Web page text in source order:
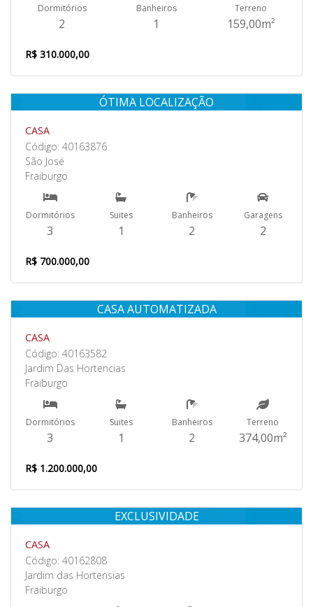
Dormitórios
2
Banheiros
1
Terreno
159,00m²
R$ 310.000,00
Venda
ÓTIMA LOCALIZAÇÃO
CASA
Código: 40163876
São José
Fraiburgo
Dormitórios
3
Suites
1
Banheiros
2
Garagens
2
R$ 700.000,00
Venda
CASA AUTOMATIZADA
CASA
Código: 40163582
Jardim Das Hortencias
Fraiburgo
Dormitórios
3
Suites
1
Banheiros
2
Terreno
374,00m²
R$ 1.200.000,00
Venda
EXCLUSIVIDADE
CASA
Código: 40162808
Jardim das Hortensias
Fraiburgo